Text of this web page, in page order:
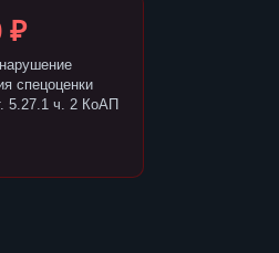
₽
спецоценки
5.27.1 ч. 2 КоАП